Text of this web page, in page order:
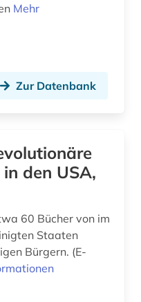
Mehr
Zur Datenbank
den USA,
60 Bücher von im
Staaten
Bürgern. (E-